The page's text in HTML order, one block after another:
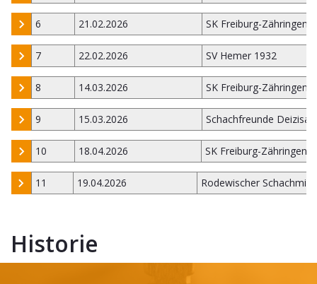
6 21.02.2026 SK Freiburg-Zähringen
7 22.02.2026 SV Hemer 1932
8 14.03.2026 SK Freiburg-Zähringen
9 15.03.2026 Schachfreunde Deizisau
10 18.04.2026 SK Freiburg-Zähringen
11 19.04.2026 Rodewischer
Historie